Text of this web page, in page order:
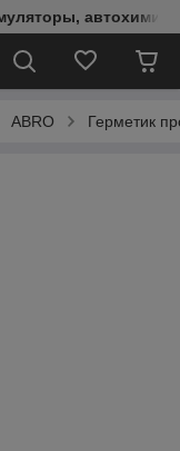
автохимия,
ABRO Герметик